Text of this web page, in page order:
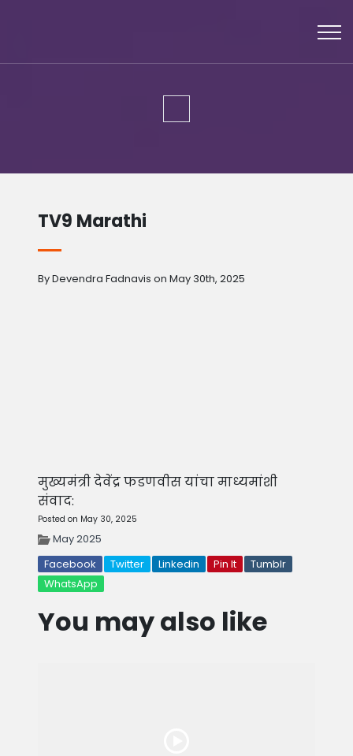
TV9 Marathi
By Devendra Fadnavis on May 30th, 2025
मुख्यमंत्री देवेंद्र फडणवीस यांचा माध्यमांशी
संवाद:
Posted on May 30, 2025
May 2025
Facebook
Twitter Linkedin Pin It
Tumblr
WhatsApp
You may also like